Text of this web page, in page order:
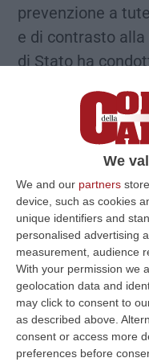
We
We and our partners
device, such as cookies
unique identifiers and
personalised advertising
measurement, audience
With your permission we
geolocation data and
may click to consent to
as described above.
consent or access more
preferences before
prevenzione a
e di contrasto
di Stato ha
Questore di Vibo
di PS e di
Stazionamento
i locali di
cosiddetto
provvedimenti
giovani (di cui tre
partecipare
ballo organizzata
Serra San Bruno
dapprima